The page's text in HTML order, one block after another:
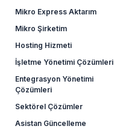
Mikro Express Aktarım
Mikro Şirketim
Hosting Hizmeti
İşletme Yönetimi Çözümleri
Entegrasyon Yönetimi
Çözümleri
Sektörel Çözümler
Asistan Güncelleme